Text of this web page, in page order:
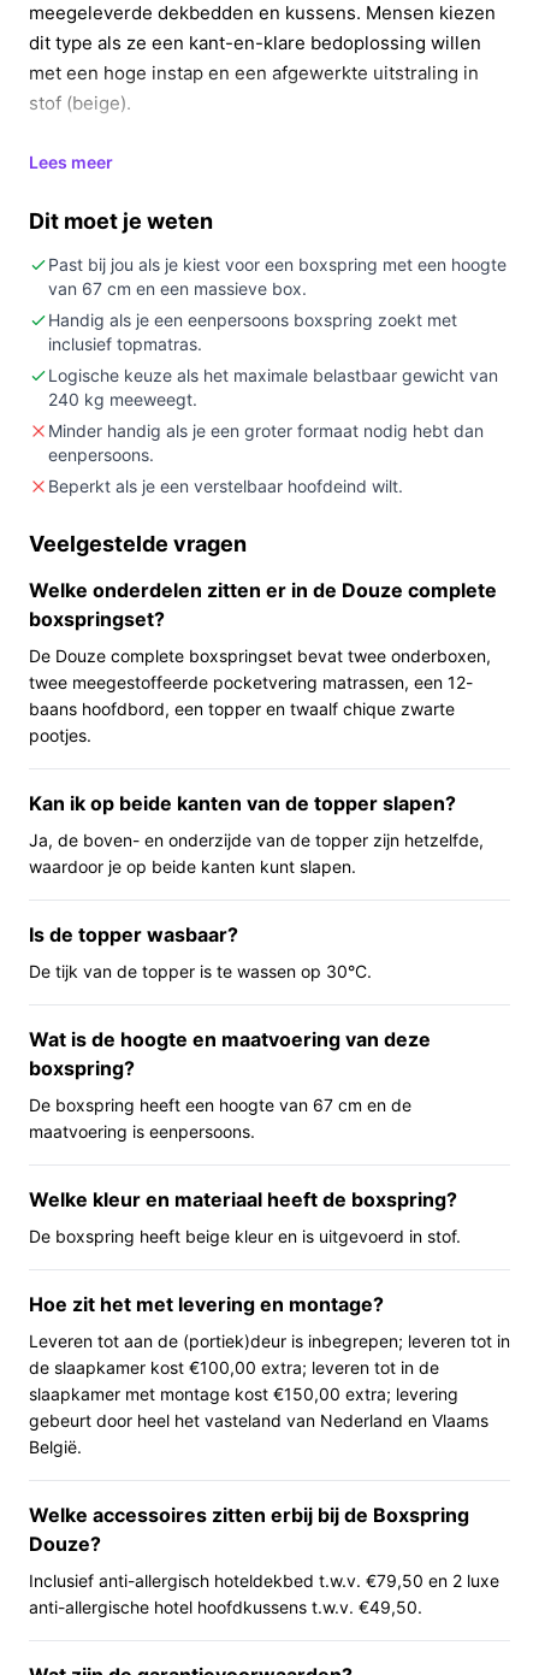
meegeleverde dekbedden en kussens. Mensen kiezen
dit type als ze een kant-en-klare bedoplossing willen
met een hoge instap en een afgewerkte uitstraling in
stof (beige).
In 20 seconden beslissen
boxspringopstelling zoekt inclusief topper, dekbed
en kussens en je waarde hecht aan een hogere
instap (producthoogte 67 cm).
Niet kopen als:je een verstelbaar hoofdeind nodig
hebt (dit model heeft geen verstelbaar hoofdeind)
of als de maatvoering onduidelijk is voor jouw
slaapkamer (controleer de afmetingen).
Belangrijkste check:bevestig de daadwerkelijke
breedte en het aantal losse matrassen bij de
verkoper (titel geeft 160x200 aan; specificatie
precies geleverd wordt).
Wat je in de praktijk merkt
In huis staat deze boxspring hoger op zijn poten (67 cm
totale hoogte), waardoor in- en uitstappen doorgaans
minder bukken vergt dan bij lage bedden. De set wordt
compleet geleverd met topmatras en meegeleverde
dekbedden en kussens, zodat je direct kunt gebruiken.
De matrasopbouw combineert pocketvering met een
koudschuim afdeklaag en een koudschuimtopper, wat
invloed heeft op de ligbeleving en ventilatie. De opbouw
is relatief zwaar (ongeveer 100 kg) en bestaat uit twee
massieve onderboxen en meegestoffeerde matrassen
als onderdeel van de set.
Belangrijkste voordelen
De praktische voordelen voor dagelijks gebruik:
Hogere instap (67 cm): makkelijker opstaan en in
bed stappen, vooral praktisch bij
prettig vinden.
inbegrepen, waardoor je niet meteen losse
accessoires hoeft te kopen.
Gelaagde opbouw (pocketvering + koudschuim):
combineert de veerkracht van veren met een
koudschuim afdeklaag en topper, wat invloed heeft
op ventilatie en oppervlaktedemping.
Voor wie is dit geschikt?
Geschikt voor wie een complete boxspring wil met een
hogere instap, voor twee personen bij een breedte van
160 cm (controleer of er inderdaad twee matrassen
bijgeleverd worden), en voor huishoudens die een
stoffering in beige willen en een maximaal belastbaar
gewicht tot 240 kg nodig hebben.
Lees meer
Dit moet je weten
Past bij jou als je kiest voor een boxspring met een hoogte
van 67 cm en een massieve box.
Handig als je een eenpersoons boxspring zoekt met
inclusief topmatras.
Logische keuze als het maximale belastbaar gewicht van
240 kg meeweegt.
Minder handig als je een groter formaat nodig hebt dan
eenpersoons.
Beperkt als je een verstelbaar hoofdeind wilt.
Veelgestelde vragen
Welke onderdelen zitten er in de Douze complete
boxspringset?
De Douze complete boxspringset bevat twee onderboxen,
twee meegestoffeerde pocketvering matrassen, een 12-
baans hoofdbord, een topper en twaalf chique zwarte
pootjes.
Kan ik op beide kanten van de topper slapen?
Ja, de boven- en onderzijde van de topper zijn hetzelfde,
waardoor je op beide kanten kunt slapen.
Is de topper wasbaar?
De tijk van de topper is te wassen op 30°C.
Wat is de hoogte en maatvoering van deze
boxspring?
De boxspring heeft een hoogte van 67 cm en de
maatvoering is eenpersoons.
Welke kleur en materiaal heeft de boxspring?
De boxspring heeft beige kleur en is uitgevoerd in stof.
Hoe zit het met levering en montage?
Leveren tot aan de (portiek)deur is inbegrepen; leveren tot in
de slaapkamer kost €100,00 extra; leveren tot in de
slaapkamer met montage kost €150,00 extra; levering
gebeurt door heel het vasteland van Nederland en Vlaams
België.
Welke accessoires zitten erbij bij de Boxspring
Douze?
Inclusief anti-allergisch hoteldekbed t.w.v. €79,50 en 2 luxe
anti-allergische hotel hoofdkussens t.w.v. €49,50.